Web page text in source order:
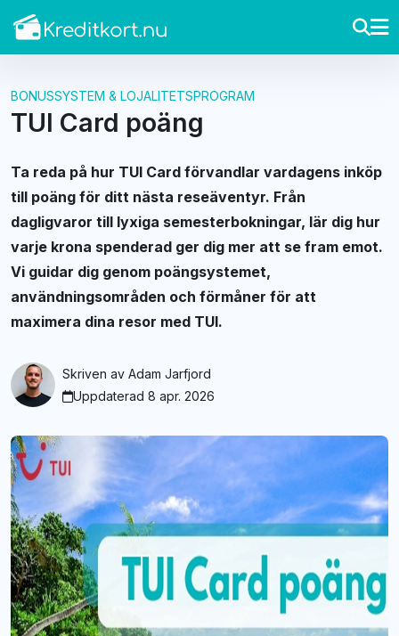
BONUSSYSTEM & LOJALITETSPROGRAM
TUI Card poäng
Ta reda på hur TUI Card förvandlar vardagens inköp
till poäng för ditt nästa reseäventyr. Från
dagligvaror till lyxiga semesterbokningar, lär dig hur
varje krona spenderad ger dig mer att se fram emot.
Vi guidar dig genom poängsystemet,
användningsområden och förmåner för att
maximera dina resor med TUI.
Skriven av Adam Jarfjord
Uppdaterad 8 apr. 2026